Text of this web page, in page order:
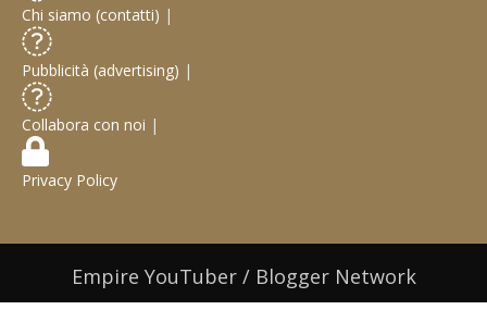
Chi siamo (contatti) |
Pubblicità (advertising) |
Collabora con noi |
Privacy Policy
Empire YouTuber / Blogger Network